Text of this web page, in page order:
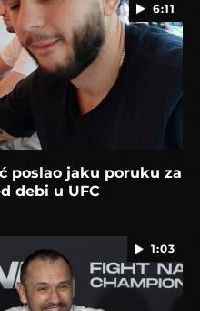
6:11
poslao jaku poruku za
debi u UFC
1:03